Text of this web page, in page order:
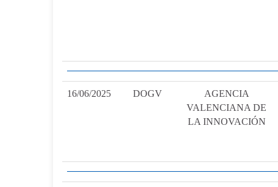
16/06/2025 DOGV
AGENCIA
VALENCIANA DE
LA INNOVACIÓN